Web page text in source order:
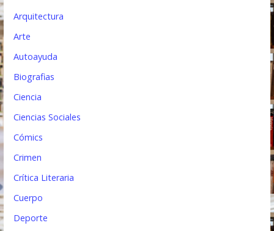
nArquitectura
Arte
Autoayuda
Biografias
Ciencia
Ciencias Sociales
Cómics
Crimen
Crítica Literaria
Cuerpo
Deporte